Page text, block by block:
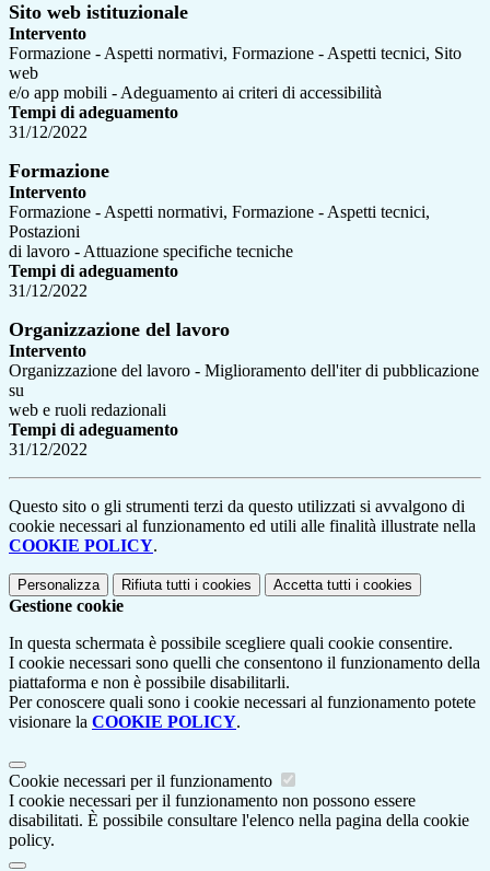
Sito web istituzionale
Intervento
Formazione - Aspetti normativi, Formazione - Aspetti tecnici, Sito
web
e/o app mobili - Adeguamento ai criteri di accessibilità
Tempi di adeguamento
31/12/2022
Formazione
Intervento
Formazione - Aspetti normativi, Formazione - Aspetti tecnici,
Postazioni
di lavoro - Attuazione specifiche tecniche
Tempi di adeguamento
31/12/2022
Organizzazione del lavoro
Intervento
Organizzazione del lavoro - Miglioramento dell'iter di pubblicazione
su
web e ruoli redazionali
Tempi di adeguamento
31/12/2022
Questo sito o gli strumenti terzi da questo utilizzati si avvalgono di
cookie necessari al funzionamento ed utili alle finalità illustrate nella
COOKIE POLICY.
Personalizza Rifiuta tutti i cookies Accetta tutti i cookies
Gestione cookie
In questa schermata è possibile scegliere quali cookie consentire.
I cookie necessari sono quelli che consentono il funzionamento della
piattaforma e non è possibile disabilitarli.
Per conoscere quali sono i cookie necessari al funzionamento potete
visionare la COOKIE POLICY.
Cookie necessari per il funzionamento
I cookie necessari per il funzionamento non possono essere
disabilitati. È possibile consultare l'elenco nella pagina della cookie
policy.